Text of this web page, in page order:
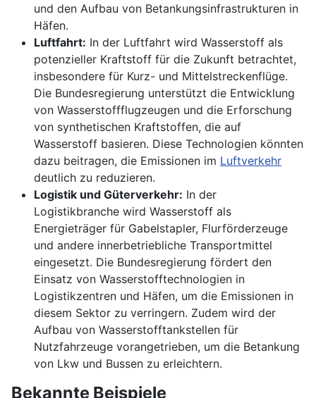
und den Aufbau von Betankungsinfrastrukturen in
Häfen.
Luftfahrt: In der Luftfahrt wird Wasserstoff als
potenzieller Kraftstoff für die Zukunft betrachtet,
insbesondere für Kurz- und Mittelstreckenflüge.
Die Bundesregierung unterstützt die Entwicklung
von Wasserstoffflugzeugen und die Erforschung
von synthetischen Kraftstoffen, die auf
Wasserstoff basieren. Diese Technologien könnten
dazu beitragen, die Emissionen im Luftverkehr
deutlich zu reduzieren.
Logistik und Güterverkehr: In der
Logistikbranche wird Wasserstoff als
Energieträger für Gabelstapler, Flurförderzeuge
und andere innerbetriebliche Transportmittel
eingesetzt. Die Bundesregierung fördert den
Einsatz von Wasserstofftechnologien in
Logistikzentren und Häfen, um die Emissionen in
diesem Sektor zu verringern. Zudem wird der
Aufbau von Wasserstofftankstellen für
Nutzfahrzeuge vorangetrieben, um die Betankung
von Lkw und Bussen zu erleichtern.
Bekannte Beispiele